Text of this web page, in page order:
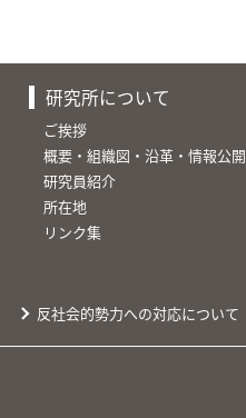
研究所について
ご挨拶
概要・組織図・沿革・情報公開
研究員紹介
所在地
リンク集
反社会的勢力への対応について